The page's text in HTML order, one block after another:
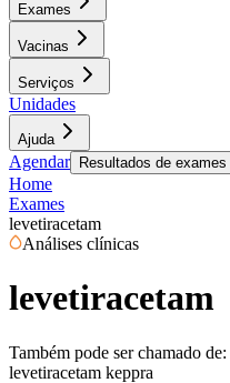
Exames
Vacinas
Serviços
Unidades
Ajuda
Agendar Resultados de exames
Home
Exames
levetiracetam
Análises clínicas
levetiracetam
Também pode ser chamado de:
levetiracetam keppra